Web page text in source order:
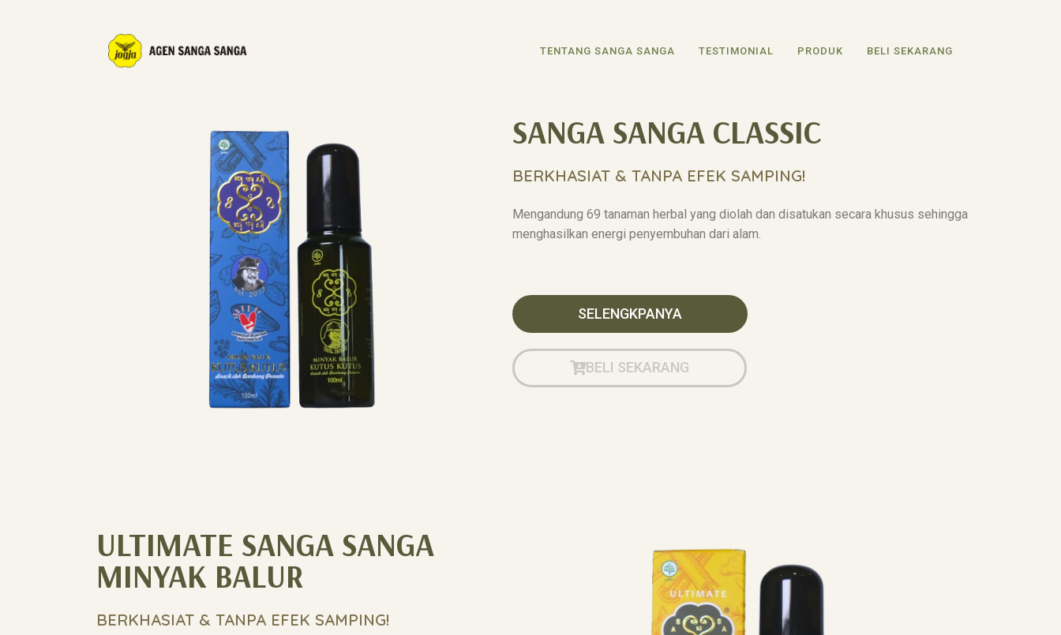
TENTANG SANGA SANGA TESTIMONIAL PRODUK BELI SEKARANG
SANGA SANGA CLASSIC
BERKHASIAT & TANPA EFEK SAMPING!
Mengandung 69 tanaman herbal yang diolah dan disatukan secara khusus sehingga
menghasilkan energi penyembuhan dari alam.
SELENGKPANYA
BELI SEKARANG
ULTIMATE SANGA SANGA
MINYAK BALUR
BERKHASIAT & TANPA EFEK SAMPING!